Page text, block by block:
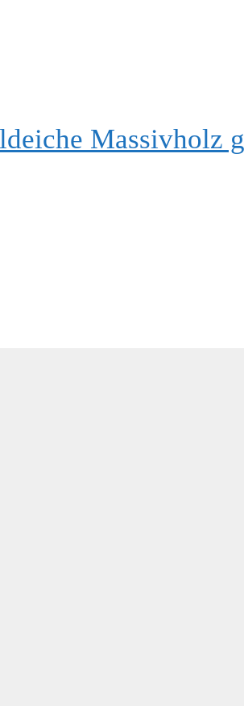
Massivholz